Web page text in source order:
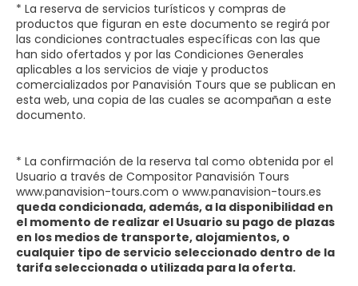
* La reserva de servicios turísticos y compras de
productos que figuran en este documento se regirá por
las condiciones contractuales específicas con las que
han sido ofertados y por las Condiciones Generales
aplicables a los servicios de viaje y productos
comercializados por Panavisión Tours que se publican en
esta web, una copia de las cuales se acompañan a este
documento.
* La confirmación de la reserva tal como obtenida por el
Usuario a través de Compositor Panavisión Tours
www.panavision-tours.com o www.panavision-tours.es
queda condicionada, además, a la disponibilidad en
el momento de realizar el Usuario su pago de plazas
en los medios de transporte, alojamientos, o
cualquier tipo de servicio seleccionado dentro de la
tarifa seleccionada o utilizada para la oferta.